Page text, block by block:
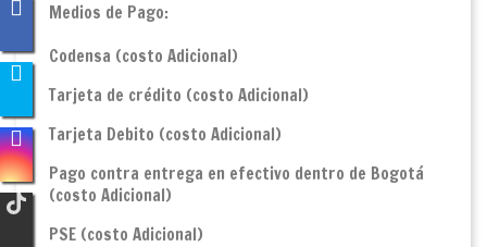
Medios de Pago:
Codensa (costo Adicional)
Tarjeta de crédito (costo Adicional)
Tarjeta Debito (costo Adicional)
Pago contra entrega en efectivo dentro de Bogotá
(costo Adicional)
PSE (costo Adicional)